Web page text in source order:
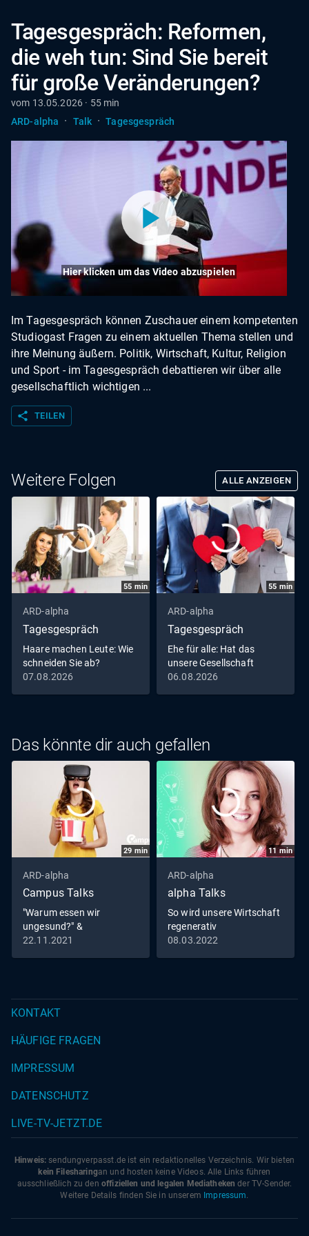
Tagesgespräch: Reformen,
die weh tun: Sind Sie bereit
für große Veränderungen?
vom 13.05.2026 · 55 min
ARD-alpha
· Talk · Tagesgespräch
Hier klicken um das Video abzuspielen
Im Tagesgespräch können Zuschauer einem kompetenten
Studiogast Fragen zu einem aktuellen Thema stellen und
ihre Meinung äußern. Politik, Wirtschaft, Kultur, Religion
und Sport - im Tagesgespräch debattieren wir über alle
gesellschaftlich wichtigen ...
share TEILEN
Weitere Folgen ALLE ANZEIGEN
55 min
ARD-alpha
Tagesgespräch
Haare machen Leute: Wie
schneiden Sie ab?
07.08.2026
55 min
ARD-alpha
Tagesgespräch
Ehe für alle: Hat das
unsere Gesellschaft
verändert?
06.08.2026
Das könnte dir auch gefallen
29 min
ARD-alpha
Campus Talks
"Warum essen wir
ungesund?" &
"Programmieren für alle!"
22.11.2021
11 min
ARD-alpha
alpha Talks
So wird unsere Wirtschaft
regenerativ
08.03.2022
KONTAKT
HÄUFIGE FRAGEN
IMPRESSUM
DATENSCHUTZ
LIVE-TV-JETZT.DE
Hinweis: sendungverpasst.de ist ein redaktionelles Verzeichnis. Wir bieten
kein Filesharingan und hosten keine Videos. Alle Links führen
ausschließlich zu den offiziellen und legalen Mediatheken der TV-Sender.
Weitere Details finden Sie in unserem Impressum.